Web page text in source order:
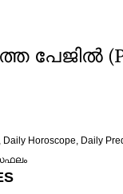
പേജിൽ
, Daily Horoscope, Daily